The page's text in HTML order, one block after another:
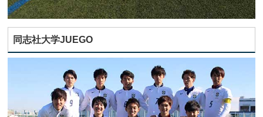
同志社大学JUEGO